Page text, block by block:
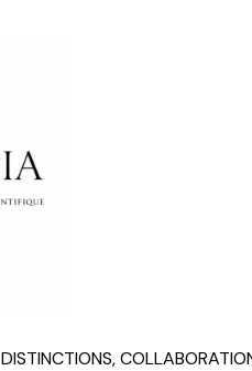
DISTINCTIONS,